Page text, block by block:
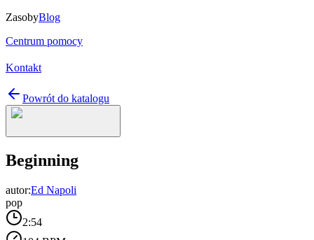
ZasobyBlog
Centrum pomocy
Kontakt
Powrót do katalogu
Beginning
autor:Ed Napoli
pop
2:54